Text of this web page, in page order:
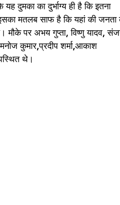
दुमका का दुर्भाग्य ही है कि इतना
इसका मतलब साफ है कि यहां की
मौके पर अभय गुप्ता, विष्णु यादव,
कुमार,प्रदीप शर्मा,आकाश
थे।